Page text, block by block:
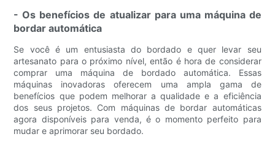
- Os benefícios de atualizar para uma máquina de
bordar automática
Se você é um entusiasta do bordado e quer levar seu
artesanato para o próximo nível, então é hora de considerar
comprar uma máquina de bordado automática. Essas
máquinas inovadoras oferecem uma ampla gama de
benefícios que podem melhorar a qualidade e a eficiência
dos seus projetos. Com máquinas de bordar automáticas
agora disponíveis para venda, é o momento perfeito para
mudar e aprimorar seu bordado.